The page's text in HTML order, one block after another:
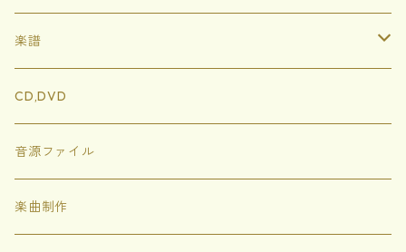
ハードカバー
ソフトカバー
ぬりえ
楽譜
イートンともりのどうぶつたち
にじいろめがね
トゲトゲのシャボン
CD,DVD
音源ファイル
楽曲制作